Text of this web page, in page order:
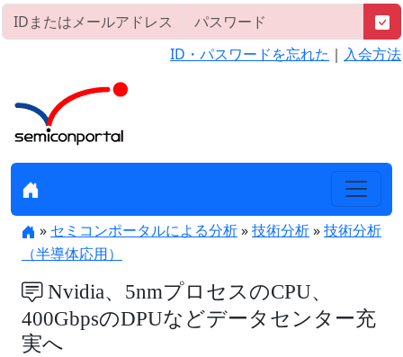
ID・パスワードを忘れた ｜ 入会方法
» セミコンポータルによる分析»技術分析»技術分析
（半導体応用）
Nvidia、5nmプロセスのCPU、
400GbpsのDPUなどデータセンター充
実へ